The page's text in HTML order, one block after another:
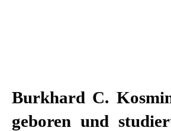
Burkhard C.
geboren und
wechselte er als
Nationaltheater